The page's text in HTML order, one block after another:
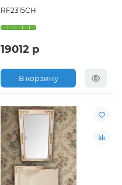
RF2315CH
19012 р
В корзину